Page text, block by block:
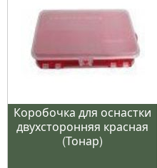
Коробочка для оснастки
двухсторонняя красная
(Тонар)